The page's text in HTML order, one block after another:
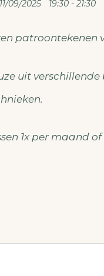
11/09/2025 19:30 - 21:30
patroontekenen
uit
1x per maand